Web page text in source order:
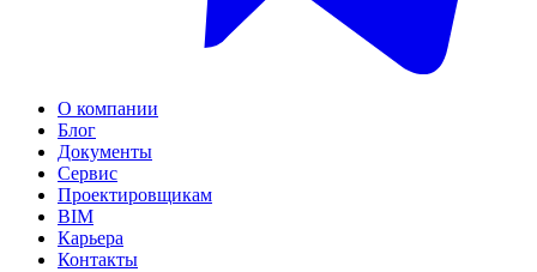
О компании
Блог
Документы
Сервис
Проектировщикам
BIM
Карьера
Контакты